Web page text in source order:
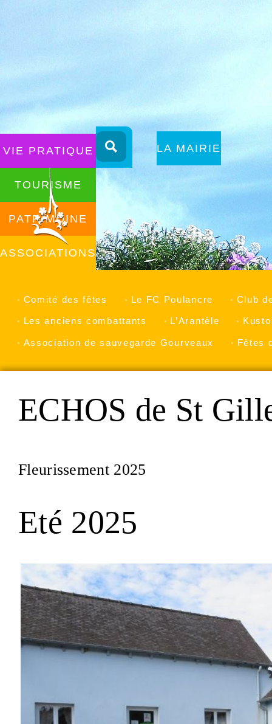
au
contenu
VIE PRATIQUE
TOURISME
PATRIMOINE
ASSOCIATIONS
ALLER AU
CONTENU
LA MAIRIE
Comité des fêtes Le FC Poulancre Club
Les anciens combattants L’Arantèle
Association de sauvegarde Gourveaux Fêtes
ECHOS de St
Fleurissement 2025
Eté 2025